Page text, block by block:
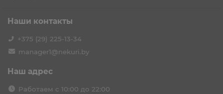
Наши контакты
+375 (29) 225-13-34
manager1@nekuri.by
Наш адрес
Работаем с 10:00 до 22:00